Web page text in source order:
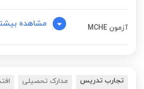
آزمون MCHE مشاهده
تجارب تدریس مدارک تحصیلی